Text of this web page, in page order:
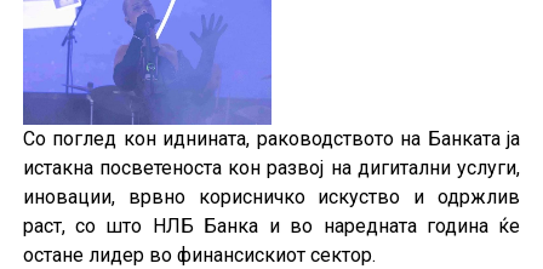
Со поглед кон иднината, раководството на Банката ја
истакна посветеноста кон развој на дигитални услуги,
иновации, врвно корисничко искуство и одржлив
раст, со што НЛБ Банка и во наредната година ќе
остане лидер во финансискиот сектор.